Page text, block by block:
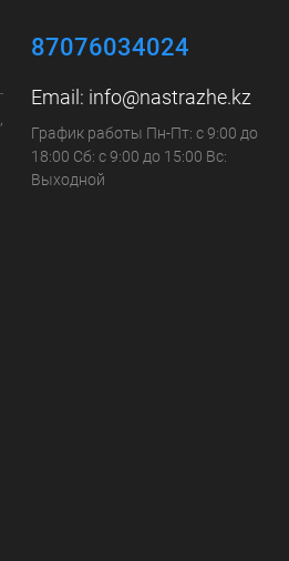
87076034024
Email: info@nastrazhe.kz
График работы Пн-Пт: с 9:00 до
18:00 Сб: с 9:00 до 15:00 Вс:
Выходной